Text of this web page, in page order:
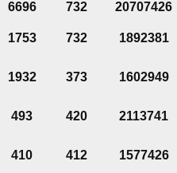
6696 732
20707426
1753 732 1892381
1932 373 1602949
493 420 2113741
410 412 1577426